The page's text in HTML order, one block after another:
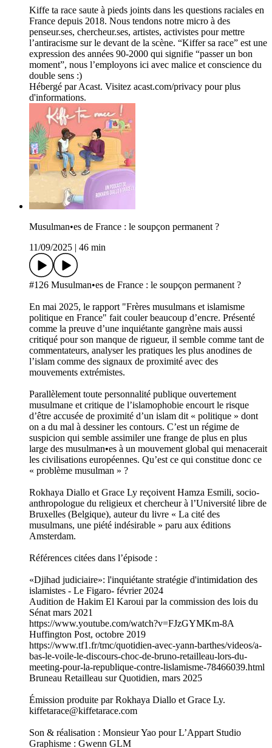
Kiffe ta race saute à pieds joints dans les questions raciales en
France depuis 2018. Nous tendons notre micro à des
penseur.ses, chercheur.ses, artistes, activistes pour mettre
l’antiracisme sur le devant de la scène. “Kiffer sa race” est une
expression des années 90-2000 qui signifie “passer un bon
moment”, nous l’employons ici avec malice et conscience du
double sens :)
Hébergé par Acast. Visitez acast.com/privacy pour plus
d'informations.
Musulman•es de France : le soupçon permanent ?
11/09/2025
46 min
#126 Musulman•es de France : le soupçon permanent ?
En mai 2025, le rapport "Frères musulmans et islamisme
politique en France" fait couler beaucoup d’encre. Présenté
comme la preuve d’une inquiétante gangrène mais aussi
critiqué pour son manque de rigueur, il semble comme tant de
commentateurs, analyser les pratiques les plus anodines de
l’islam comme des signaux de proximité avec des
mouvements extrémistes.
Parallèlement toute personnalité publique ouvertement
musulmane et critique de l’islamophobie encourt le risque
d’être accusée de proximité d’un islam dit « politique » dont
on a du mal à dessiner les contours. C’est un régime de
suspicion qui semble assimiler une frange de plus en plus
large des musulman•es à un mouvement global qui menacerait
les civilisations européennes. Qu’est ce qui constitue donc ce
« problème musulman » ?
Rokhaya Diallo et Grace Ly reçoivent Hamza Esmili, socio-
anthropologue du religieux et chercheur à l’Université libre de
Bruxelles (Belgique), auteur du livre « La cité des
musulmans, une piété indésirable » paru aux éditions
Amsterdam.
Références citées dans l’épisode :
«Djihad judiciaire»: l'inquiétante stratégie d'intimidation des
islamistes - Le Figaro- février 2024
Audition de Hakim El Karoui par la commission des lois du
Sénat mars 2021
https://www.youtube.com/watch?v=FJzGYMKm-8A
Huffington Post, octobre 2019
https://www.tf1.fr/tmc/quotidien-avec-yann-barthes/videos/a-
bas-le-voile-le-discours-choc-de-bruno-retailleau-lors-du-
meeting-pour-la-republique-contre-lislamisme-78466039.html
Bruneau Retailleau sur Quotidien, mars 2025
Émission produite par Rokhaya Diallo et Grace Ly.
kiffetarace@kiffetarace.com
Son & réalisation : Monsieur Yao pour L’Appart Studio
Graphisme : Gwenn GLM